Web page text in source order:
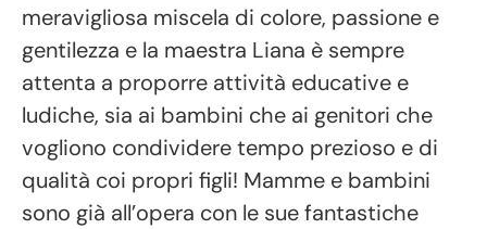
meravigliosa miscela di colore, passione e
gentilezza e la maestra Liana è sempre
attenta a proporre attività educative e
ludiche, sia ai bambini che ai genitori che
vogliono condividere tempo prezioso e di
qualità coi propri figli! Mamme e bambini
sono già all’opera con le sue fantastiche